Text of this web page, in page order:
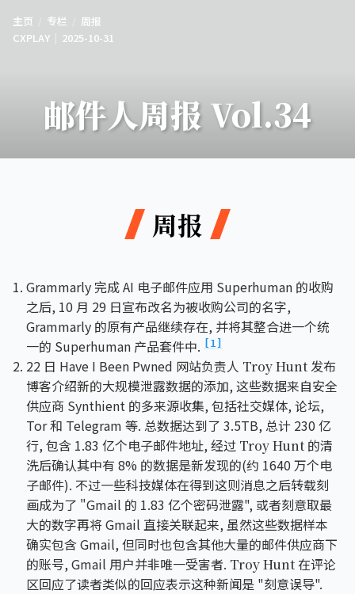
主页 专栏
周报
CXPLAY
2025-10-31
邮件人周报 Vol.34
周报
Grammarly 完成 AI 电子邮件应用 Superhuman 的收购
之后, 10 月 29 日宣布改名为被收购公司的名字,
Grammarly 的原有产品继续存在, 并将其整合进一个统
一的 Superhuman 产品套件中.
[1]
22 日 Have I Been Pwned 网站负责人 Troy Hunt 发布
博客介绍新的大规模泄露数据的添加, 这些数据来自安全
供应商 Synthient 的多来源收集, 包括社交媒体, 论坛,
Tor 和 Telegram 等. 总数据达到了 3.5TB, 总计 230 亿
行, 包含 1.83 亿个电子邮件地址, 经过 Troy Hunt 的清
洗后确认其中有 8% 的数据是新发现的(约 1640 万个电
子邮件). 不过一些科技媒体在得到这则消息之后转载刻
画成为了 "Gmail 的 1.83 亿个密码泄露", 或者刻意取最
大的数字再将 Gmail 直接关联起来, 虽然这些数据样本
确实包含 Gmail, 但同时也包含其他大量的邮件供应商下
的账号, Gmail 用户并非唯一受害者. Troy Hunt在评论
区回应了读者类似的回应表示这种新闻是 "刻意误导".